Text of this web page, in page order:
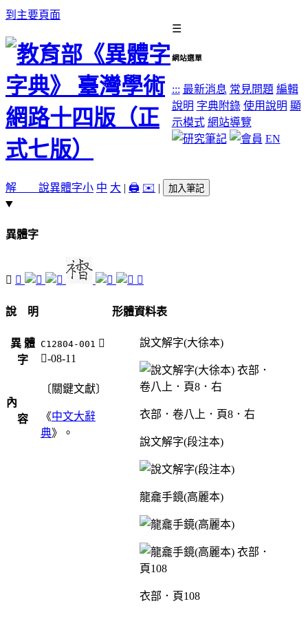
到主要頁面
☰
網站選單
::: 最新消息 常見問題 編輯
說明 字典附錄 使用說明 顯
示模式 網站導覽
EN
解 說異體字小 中 大 | 🖨️ ✉️ | 加入筆記
異體字
𢃝 𧛔 𧞶
說 明
異 體
字
C12804-001 𢃝
巾-08-11
內
容
〔關鍵文獻〕
《中文大辭
典》。
形體資料表
說文解字(大徐本)
衣部．卷八上．頁8．右
說文解字(段注本)
龍龕手鏡(高麗本)
衣部．頁108